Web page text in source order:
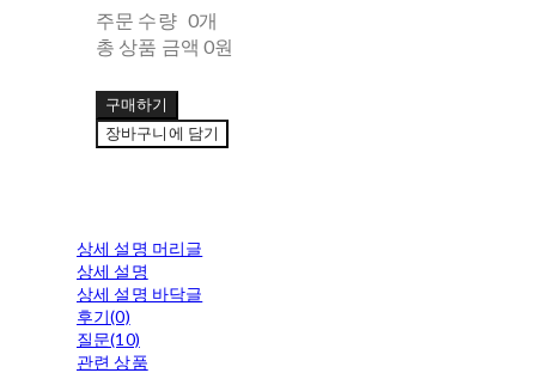
주문 수량 0개
총 상품 금액 0원
구매하기
장바구니에 담기
상세 설명 머리글
상세 설명
상세 설명 바닥글
후기(0)
질문(10)
관련 상품